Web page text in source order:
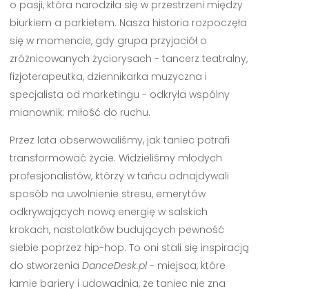
o pasji, która narodziła się w przestrzeni między
biurkiem a parkietem. Nasza historia rozpoczęła
się w momencie, gdy grupa przyjaciół o
zróżnicowanych życiorysach - tancerz teatralny,
fizjoterapeutka, dziennikarka muzyczna i
specjalista od marketingu - odkryła wspólny
mianownik: miłość do ruchu.
Przez lata obserwowaliśmy, jak taniec potrafi
transformować życie. Widzieliśmy młodych
profesjonalistów, którzy w tańcu odnajdywali
sposób na uwolnienie stresu, emerytów
odkrywających nową energię w salskich
krokach, nastolatków budujących pewność
siebie poprzez hip-hop. To oni stali się inspiracją
do stworzenia DanceDesk.pl- miejsca, które
łamie bariery i udowadnia, że taniec nie zna